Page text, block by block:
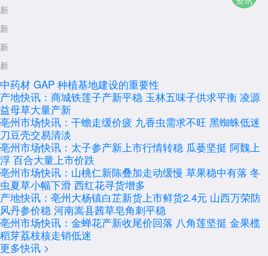
新
新
新
新
中药材 GAP 种植基地建设的重要性
产地快讯：商城铁莲子产新平稳 玉林五味子供求平衡 凌源
益母草大量产新
亳州市场快讯：干蟾走缓价疲 九香虫需求不旺 黑蜘蛛低迷
刀豆壳交易清淡
亳州市场快讯：太子参产新上市行情转稳 瓜蒌坚挺 阿魏上
浮 百合大量上市价跌
亳州市场快讯：山桃仁新陈叠加走动缓慢 草果稳中有落 冬
虫夏草小幅下滑 西红花寻货增多
产地快讯：亳州大杨镇白芷新货上市鲜货2.4元 山西万荣防
风丹参价稳 河南嵩县茜草皂角刺平稳
亳州市场快讯：金蝉花产新收尾价回落 八角莲坚挺 金果榄
稻芽荔枝核走销低迷
更多快讯 >